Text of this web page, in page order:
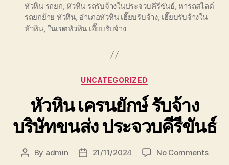
หัวหิน รถยก ,หัวหิน รถรับจ้างในประจวบคีรีขันธ์,หารถสไลด์
รถยกย้าย หัวหิน, อำเภอหัวหิน เฮี๊ยบรับจ้าง, เฮี๊ยบรับจ้างใน
หัวหิน ในเขตหัวหิน เฮี๊ยบรับจ้าง
Categories
UNCATEGORIZED
หัวหิน เครนยักษ์ รับจ้าง
บริษัทขนส่ง ประจวบคีรีขันธ์
Post
By admin
Post21/11/2024 No Commentson